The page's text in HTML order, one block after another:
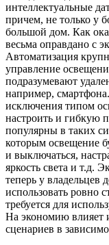
интеллектуальные
причем, не только у
большой дом. Как
весьма оправдано с
Автоматизация
управление
подразумевают
например,
исключения типом
настроить и гибкую
популярны в таких
которым освещение
и выключаться,
яркость света и т.д.
теперь у владельцев
использовать ровно
требуется для
На экономию влияет
сценариев в